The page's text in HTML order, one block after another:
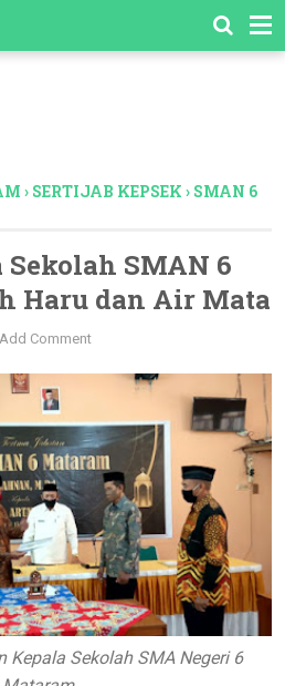
› SERTIJAB KEPSEK › SMAN 6
SMAN 6
Haru dan Air Mata
Add Comment
Kepala Sekolah SMA Negeri 6